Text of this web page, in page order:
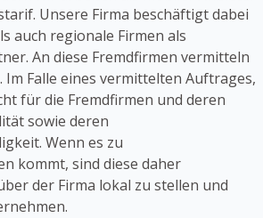
Unsere Firma beschäftigt dabei
auch regionale Firmen als
An diese Fremdfirmen vermitteln
Falle eines vermittelten Auftrages,
für die Fremdfirmen und deren
sowie deren
Wenn es zu
kommt, sind diese daher
der Firma lokal zu stellen und